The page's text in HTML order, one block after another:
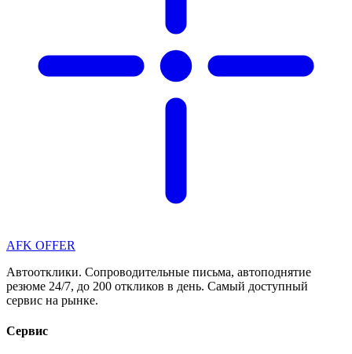
AFK OFFER
Автоотклики. Сопроводительные письма, автоподнятие
резюме 24/7, до 200 откликов в день. Самый доступный
сервис на рынке.
Сервис